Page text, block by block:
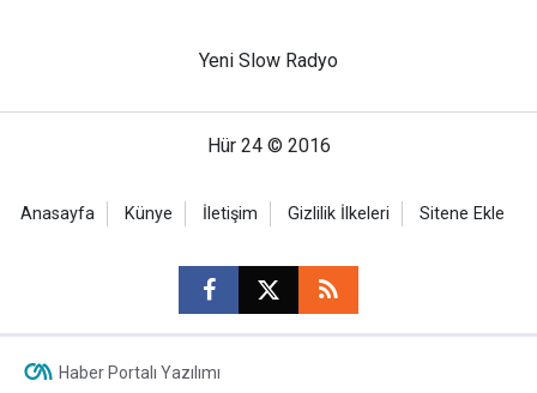
Yeni Slow Radyo
Hür 24 © 2016
Anasayfa Künye İletişim Gizlilik İlkeleri Sitene Ekle
Haber Portalı Yazılımı